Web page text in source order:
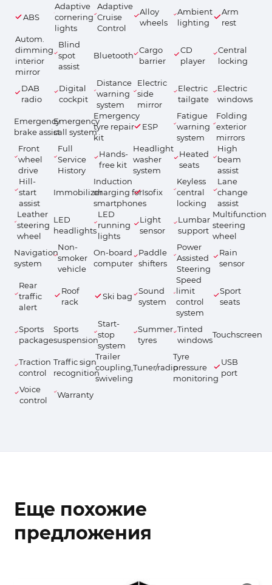
ABS
Adaptive
cornering
lights
Adaptive
Cruise
Control
Alloy
wheels
Ambient
lighting
Arm
rest
Autom.
dimming
interior
mirror
Blind
spot
assist
Bluetooth
Cargo
barrier
CD
player
Central
locking
DAB
radio
Digital
cockpit
Distance
warning
system
Electric
side
mirror
Electric
tailgate
Electric
windows
Emergency
brake assist
Emergency
call system
Emergency
tyre repair
kit
ESP
Fatigue
warning
system
Folding
exterior
mirrors
Front
wheel
drive
Full
Service
History
Hands-
free kit
Headlight
washer
system
Heated
seats
High
beam
assist
Hill-
start
assist
Immobilizer
Induction
charging for
smartphones
Isofix
Keyless
central
locking
Lane
change
assist
Leather
steering
wheel
LED
headlights
LED
running
lights
Light
sensor
Lumbar
support
Multifunction
steering
wheel
Navigation
system
Non-
smoker
vehicle
On-board
computer
Paddle
shifters
Power
Assisted
Steering
Rain
sensor
Rear
traffic
alert
Roof
rack
Ski bag
Sound
system
Speed
limit
control
system
Sport
seats
Sports
package
Sports
suspension
Start-
stop
system
Summer
tyres
Tinted
windows
Touchscreen
Traction
control
Traffic sign
recognition
Trailer
coupling,
swiveling
Tuner/radio
Tyre
pressure
monitoring
USB
port
Voice
control
Warranty
Еще похожие
предложения